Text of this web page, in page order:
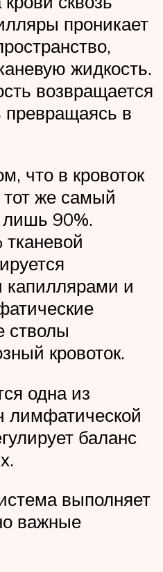
проникает
жидкость.
возвращается
превращаясь в
что в кровоток
же самый
90%.
и
стволы
кровоток.
одна из
лимфатической
баланс
выполняет
важные